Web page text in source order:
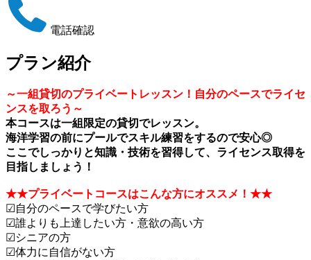
電話確認
プラン紹介
～一組貸切のプライベートレッスン！自分のペースでライセ
ンスを取ろう～
本コースは一組限定の貸切でレッスン。
海洋学習の前にプールでスキル練習をするので安心◎
ここでしっかりと知識・技術を習得して、ライセンス取得を
目指しましょう！
★★プライベートコースはこんな方にオススメ！★★
☑自分のペースで学びたい方
☑誰よりも上達したい方・意欲の高い方
☑シニアの方
☑体力に自信がない方